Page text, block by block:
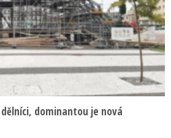
dominantou je nová